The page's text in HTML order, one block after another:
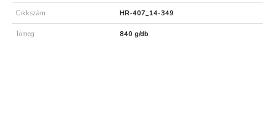
Cikkszám HR-407_14-349
Tömeg 840 g/db